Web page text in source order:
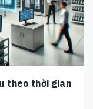
theo thời gian